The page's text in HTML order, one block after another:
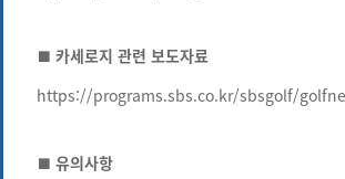
■ 카세로지 관련 보도자료
https://programs.sbs.co.kr/sbsgolf/
■ 유의사항